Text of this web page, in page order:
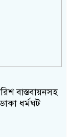
প্রধানমন্ত্রী,
জালিয়াতি চক্রের
বাস্তবায়নসহ
ধর্মঘট